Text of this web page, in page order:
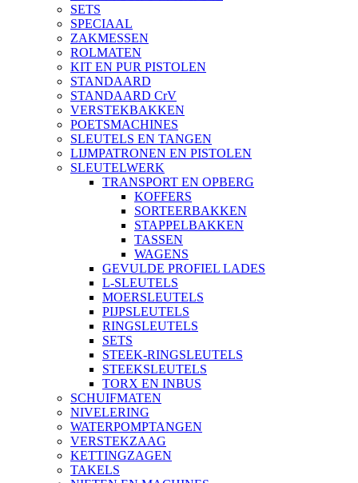
SETS
SPECIAAL
ZAKMESSEN
ROLMATEN
KIT EN PUR PISTOLEN
STANDAARD
STANDAARD CrV
VERSTEKBAKKEN
POETSMACHINES
SLEUTELS EN TANGEN
LIJMPATRONEN EN PISTOLEN
SLEUTELWERK
TRANSPORT EN OPBERG
KOFFERS
SORTEERBAKKEN
STAPPELBAKKEN
TASSEN
WAGENS
GEVULDE PROFIEL LADES
L-SLEUTELS
MOERSLEUTELS
PIJPSLEUTELS
RINGSLEUTELS
SETS
STEEK-RINGSLEUTELS
STEEKSLEUTELS
TORX EN INBUS
SCHUIFMATEN
NIVELERING
WATERPOMPTANGEN
VERSTEKZAAG
KETTINGZAGEN
TAKELS